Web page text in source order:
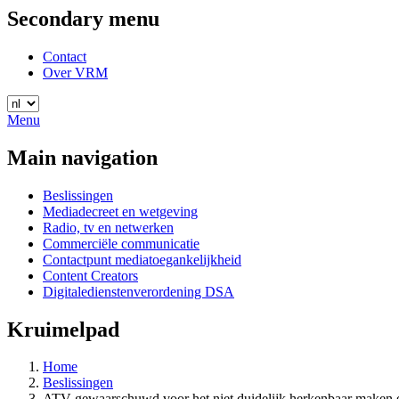
Secondary menu
Contact
Over VRM
Menu
Main navigation
Beslissingen
Mediadecreet en wetgeving
Radio, tv en netwerken
Commerciële communicatie
Contactpunt mediatoegankelijkheid
Content Creators
Digitaledienstenverordening DSA
Kruimelpad
Home
Beslissingen